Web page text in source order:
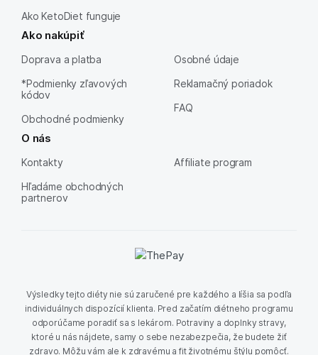
Ako KetoDiet funguje
Ako nakúpiť
Doprava a platba
*Podmienky zľavových
kódov
Obchodné podmienky
Osobné údaje
Reklamačný poriadok
FAQ
O nás
Kontakty
Hľadáme obchodných
partnerov
Affiliate program
Výsledky tejto diéty nie sú zaručené pre každého a líšia sa podľa
individuálnych dispozícií klienta. Pred začatím diétneho programu
odporúčame poradiť sa s lekárom. Potraviny a doplnky stravy,
ktoré u nás nájdete, samy o sebe nezabezpečia, že budete žiť
zdravo. Môžu vám ale k zdravému a fit životnému štýlu pomôcť.